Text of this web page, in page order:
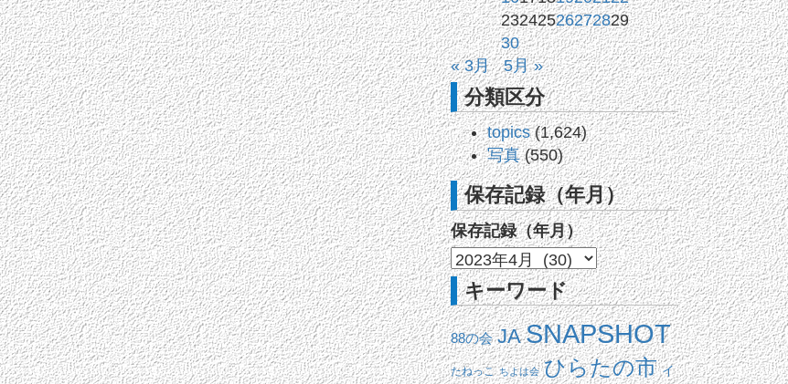
23242526272829
30
« 3月
5月 »
分類区分
topics(1,624)
写真(550)
保存記録（年月）
保存記録（年月）
キーワード
88の会 JA SNAPSHOT
たねっこ ちよは会 ひらたの市 イ